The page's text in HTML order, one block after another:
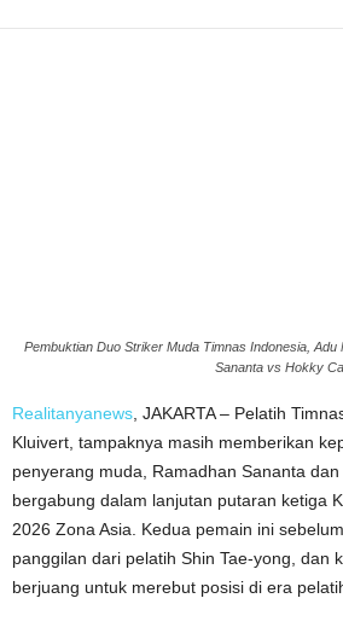
Pembuktian Duo Striker Muda Timnas Indonesia,
Sananta vs Hokky
Realitanyanews , JAKARTA – Pelatih
Kluivert, tampaknya masih memberikan
penyerang muda, Ramadhan Sananta
bergabung dalam lanjutan putaran ketiga
2026 Zona Asia. Kedua pemain ini
panggilan dari pelatih Shin Tae-yong, dan
berjuang untuk merebut posisi di era